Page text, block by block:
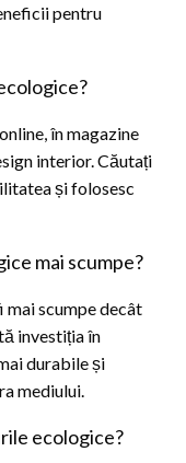
pentru
în magazine
interior. Căutați
și folosesc
mai scumpe?
scumpe decât
investiția în
durabile și
mediului.
ecologice?